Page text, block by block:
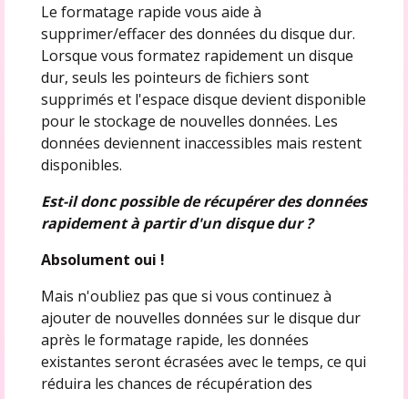
Le formatage rapide vous aide à
supprimer/effacer des données du disque dur.
Lorsque vous formatez rapidement un disque
dur, seuls les pointeurs de fichiers sont
supprimés et l'espace disque devient disponible
pour le stockage de nouvelles données. Les
données deviennent inaccessibles mais restent
disponibles.
Est-il donc possible de récupérer des données
rapidement à partir d'un disque dur ?
Absolument oui !
Mais n'oubliez pas que si vous continuez à
ajouter de nouvelles données sur le disque dur
après le formatage rapide, les données
existantes seront écrasées avec le temps, ce qui
réduira les chances de récupération des